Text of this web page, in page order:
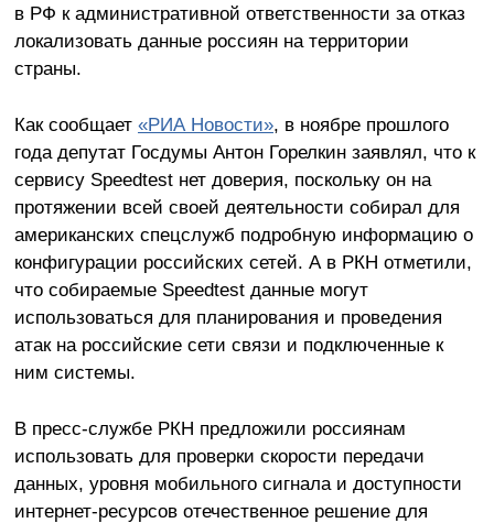
в РФ к административной ответственности за отказ
локализовать данные россиян на территории
страны.
Как сообщает «РИА Новости», в ноябре прошлого
года депутат Госдумы Антон Горелкин заявлял, что к
сервису Speedtest нет доверия, поскольку он на
протяжении всей своей деятельности собирал для
американских спецслужб подробную информацию о
конфигурации российских сетей. А в РКН отметили,
что собираемые Speedtest данные могут
использоваться для планирования и проведения
атак на российские сети связи и подключенные к
ним системы.
В пресс-службе РКН предложили россиянам
использовать для проверки скорости передачи
данных, уровня мобильного сигнала и доступности
интернет-ресурсов отечественное решение для